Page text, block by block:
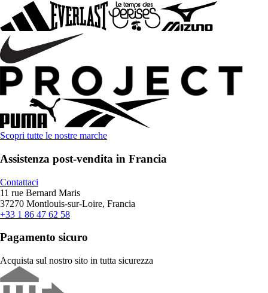
Scopri tutte le nostre marche
Assistenza post-vendita in Francia
Contattaci
11 rue Bernard Maris
37270 Montlouis-sur-Loire, Francia
+33 1 86 47 62 58
Pagamento sicuro
Acquista sul nostro sito in tutta sicurezza